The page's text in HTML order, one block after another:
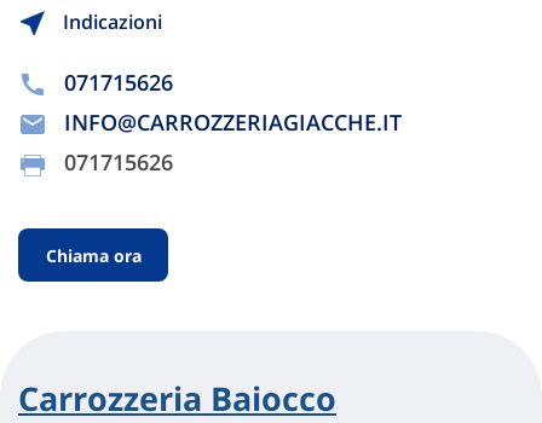
Indicazioni
071715626
INFO@CARROZZERIAGIACCHE.IT
071715626
Chiama ora
Carrozzeria Baiocco